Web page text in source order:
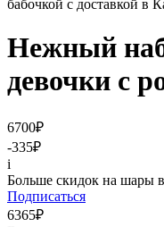
Нежный
девочки с
6700₽
-335₽
i
Больше скидок на шары
Подписаться
6365₽